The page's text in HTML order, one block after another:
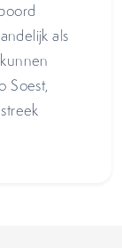
als
Soest,